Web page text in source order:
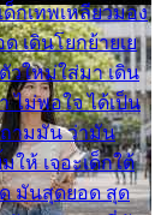
กเทพเหลียวมอง
เดินโยกย้ายเย
วใหม่ใส่มา เดิน
ไม่พอใจ ได้เป็น
ามมัน ว่ามัน
ห้ เจอะเด็กใต้
มันสุดยอด สุด